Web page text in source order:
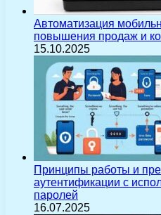
Автоматизация
повышения продаж и
15.10.2025
Принципы работы и
аутентификации с
паролей
16.07.2025